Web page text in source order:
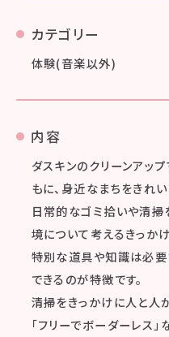
カテゴリー
体験(音楽以外)
内容
ダスキンのクリーンアッ
もに、身近なまちをきれ
日常的なゴミ拾いや清掃
境について考えるきっか
特別な道具や知識は必要
できるのが特徴です。
清掃をきっかけに人と人
「フリーでボーダーレス